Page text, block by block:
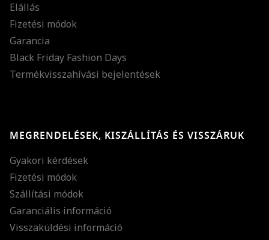
Elállás
Fizetési módok
Garancia
Black Friday Fashion Days
Termékvisszahívási bejelentések
MEGRENDELÉSEK, KISZÁLLÍTÁS ÉS VISSZÁRUK
Gyakori kérdések
Fizetési módok
Szállítási módok
Garanciális információ
Visszaküldési információ